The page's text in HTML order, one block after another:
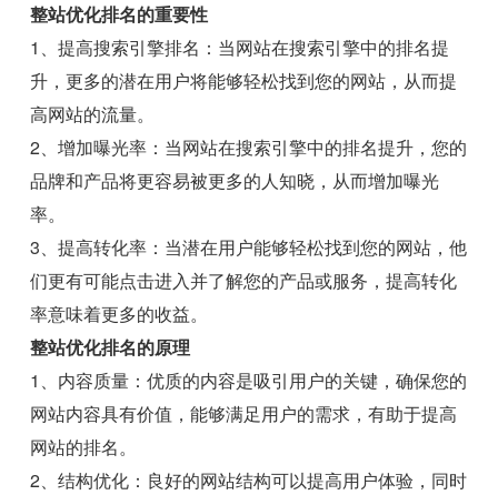
整站优化排名的重要性
1、提高搜索引擎排名：当网站在搜索引擎中的排名提
升，更多的潜在用户将能够轻松找到您的网站，从而提
高网站的流量。
2、增加曝光率：当网站在搜索引擎中的排名提升，您的
品牌和产品将更容易被更多的人知晓，从而增加曝光
率。
3、提高转化率：当潜在用户能够轻松找到您的网站，他
们更有可能点击进入并了解您的产品或服务，提高转化
率意味着更多的收益。
整站优化排名的原理
1、内容质量：优质的内容是吸引用户的关键，确保您的
网站内容具有价值，能够满足用户的需求，有助于提高
网站的排名。
2、结构优化：良好的网站结构可以提高用户体验，同时